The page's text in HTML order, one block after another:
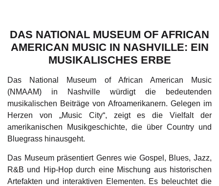
DAS NATIONAL MUSEUM OF AFRICAN
AMERICAN MUSIC IN NASHVILLE: EIN
MUSIKALISCHES ERBE
Das National Museum of African American Music
(NMAAM) in Nashville würdigt die bedeutenden
musikalischen Beiträge von Afroamerikanern. Gelegen im
Herzen von „Music City“, zeigt es die Vielfalt der
amerikanischen Musikgeschichte, die über Country und
Bluegrass hinausgeht.
Das Museum präsentiert Genres wie Gospel, Blues, Jazz,
R&B und Hip-Hop durch eine Mischung aus historischen
Artefakten und interaktiven Elementen. Es beleuchtet die